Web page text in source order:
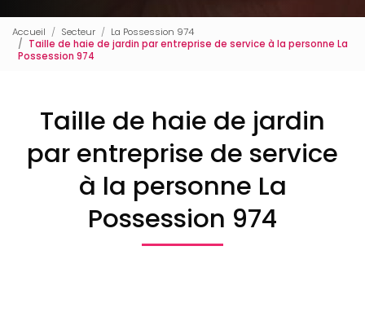
Accueil Secteur
La Possession 974
Taille de haie de jardin par entreprise de service à la personne La
Possession 974
Taille de haie de jardin
par entreprise de service
à la personne La
Possession 974